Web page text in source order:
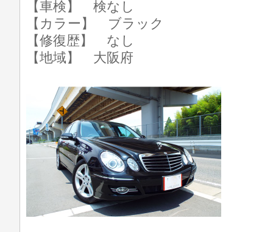
【車検】 検なし
【カラー】 ブラック
【修復歴】 なし
【地域】 大阪府